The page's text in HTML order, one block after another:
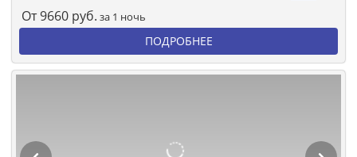
От9660 руб. за 1 ночь
ПОДРОБНЕЕ